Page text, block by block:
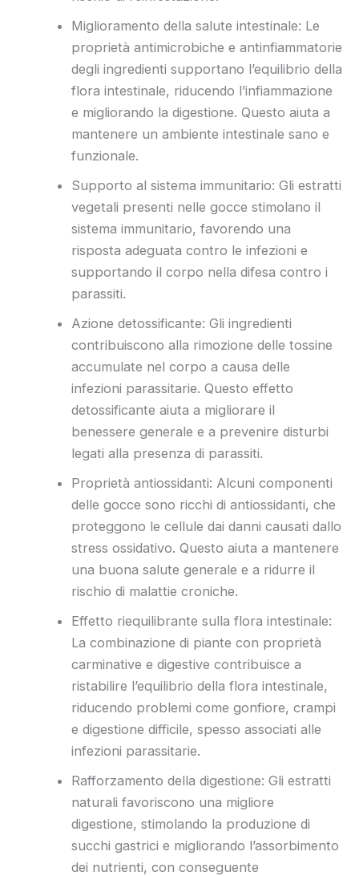
Miglioramento della salute intestinale: Le
proprietà antimicrobiche e antinfiammatorie
degli ingredienti supportano l’equilibrio della
flora intestinale, riducendo l’infiammazione
e migliorando la digestione. Questo aiuta a
mantenere un ambiente intestinale sano e
funzionale.
Supporto al sistema immunitario: Gli estratti
vegetali presenti nelle gocce stimolano il
sistema immunitario, favorendo una
risposta adeguata contro le infezioni e
supportando il corpo nella difesa contro i
parassiti.
Azione detossificante: Gli ingredienti
contribuiscono alla rimozione delle tossine
accumulate nel corpo a causa delle
infezioni parassitarie. Questo effetto
detossificante aiuta a migliorare il
benessere generale e a prevenire disturbi
legati alla presenza di parassiti.
Proprietà antiossidanti: Alcuni componenti
delle gocce sono ricchi di antiossidanti, che
proteggono le cellule dai danni causati dallo
stress ossidativo. Questo aiuta a mantenere
una buona salute generale e a ridurre il
rischio di malattie croniche.
Effetto riequilibrante sulla flora intestinale:
La combinazione di piante con proprietà
carminative e digestive contribuisce a
ristabilire l’equilibrio della flora intestinale,
riducendo problemi come gonfiore, crampi
e digestione difficile, spesso associati alle
infezioni parassitarie.
Rafforzamento della digestione: Gli estratti
naturali favoriscono una migliore
digestione, stimolando la produzione di
succhi gastrici e migliorando l’assorbimento
dei nutrienti, con conseguente